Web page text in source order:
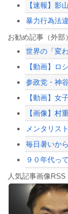
暴力行為法
【悲報】共
お勧め記事（外部）
９０年代っ
白石「あ
8/4のニュー
人気記事画像RSS